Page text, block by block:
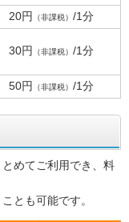
20円 （非課税） /1分
30円
（非課税） /1分
50円 （非課税） /1分
めてご利用でき、料
とも可能です。